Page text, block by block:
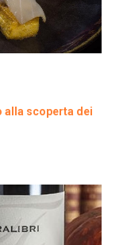
alla scoperta dei